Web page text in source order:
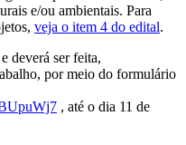
e/ou ambientais. Para
veja o item 4 do edital.
e deverá ser feita,
por meio do formulário
, até o dia 11 de